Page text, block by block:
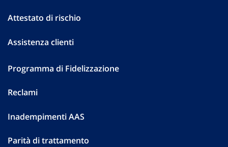
Attestato di rischio
Assistenza clienti
Programma di Fidelizzazione
Reclami
Inadempimenti AAS
Parità di trattamento